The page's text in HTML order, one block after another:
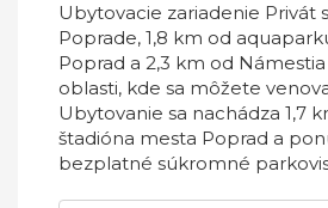
Ubytovacie zariadenie Privát
Poprade, 1,8 km od
Poprad a 2,3 km od Námestia
oblasti, kde sa môžete
Ubytovanie sa nachádza 1,7
štadióna mesta Poprad a
bezplatné súkromné